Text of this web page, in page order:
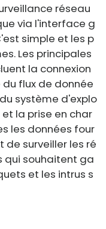
réseau
via l'interface g
simple et les p
Les principales
la connexion
flux de donnée
système d'explo
la prise en char
les données four
de surveiller les ré
qui souhaitent ga
et les intrus s